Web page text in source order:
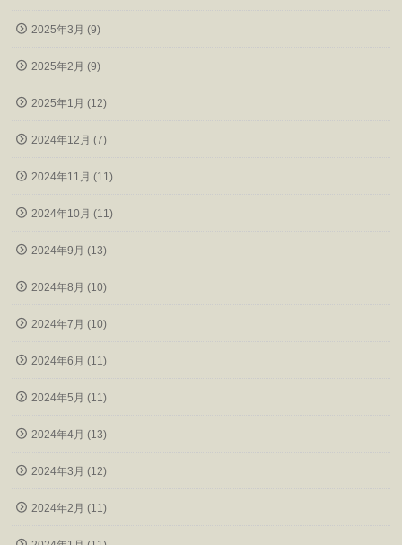
2025年3月 (9)
2025年2月 (9)
2025年1月 (12)
2024年12月 (7)
2024年11月 (11)
2024年10月 (11)
2024年9月 (13)
2024年8月 (10)
2024年7月 (10)
2024年6月 (11)
2024年5月 (11)
2024年4月 (13)
2024年3月 (12)
2024年2月 (11)